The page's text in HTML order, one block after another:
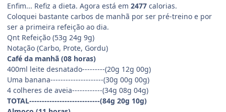
Enfim... Refiz a dieta. Agora está em 2477 calorias.
Coloquei bastante carbos de manhã por ser pré-treino e por
ser a primeira refeição ao dia.
Qnt Refeição (53g 24g 9g)
Notação (Carbo, Prote, Gordu)
Café da manhã (08 horas)
400ml leite desnatado---------(20g 12g 00g)
Uma banana---------------------(30g 00g 00g)
4 colheres de aveia------------(34g 08g 04g)
TOTAL----------------------------(84g 20g 10g)